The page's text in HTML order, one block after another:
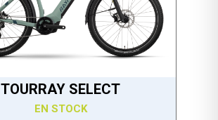
TOURRAY SELECT
EN STOCK